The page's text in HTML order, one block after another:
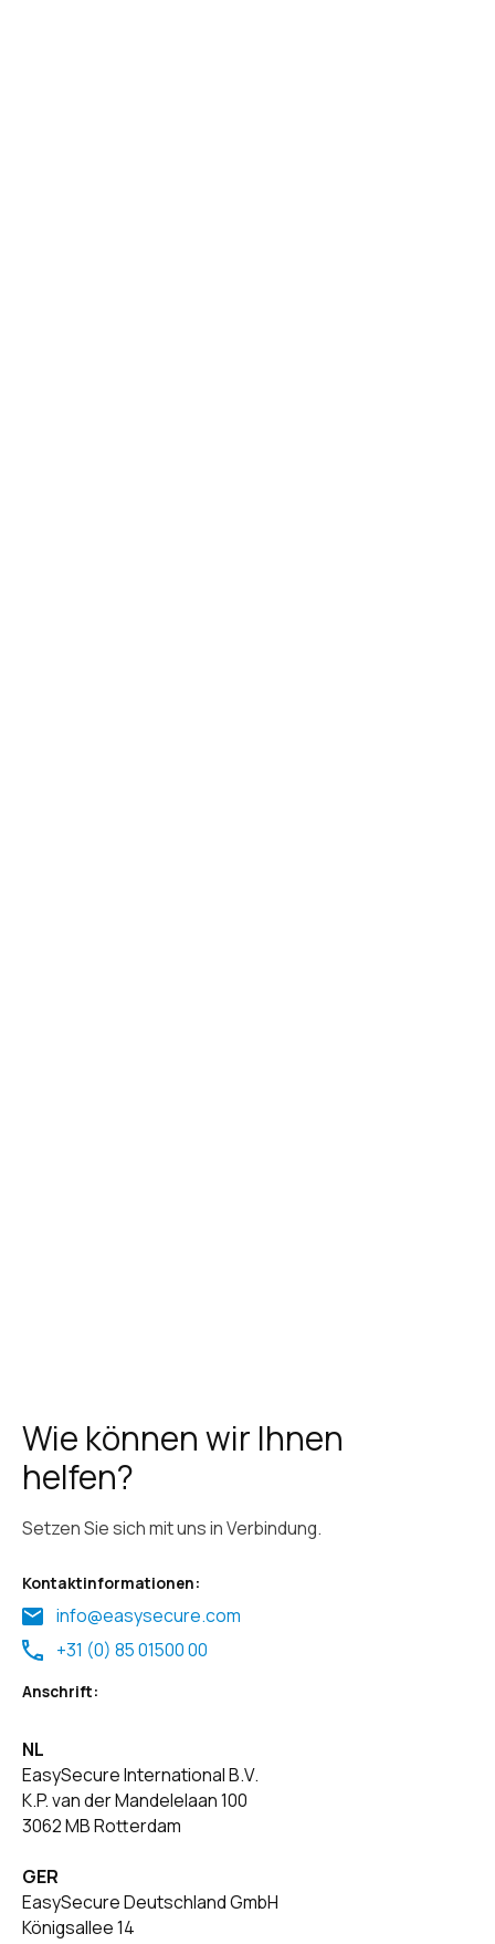
Wie können wir Ihnen
helfen?
Setzen Sie sich mit uns in Verbindung.
Kontaktinformationen:
info@easysecure.com
+31 (0) 85 01500 00
Anschrift:
NL
EasySecure International B.V.
K.P. van der Mandelelaan 100
3062 MB Rotterdam
GER
EasySecure Deutschland GmbH
Königsallee 14